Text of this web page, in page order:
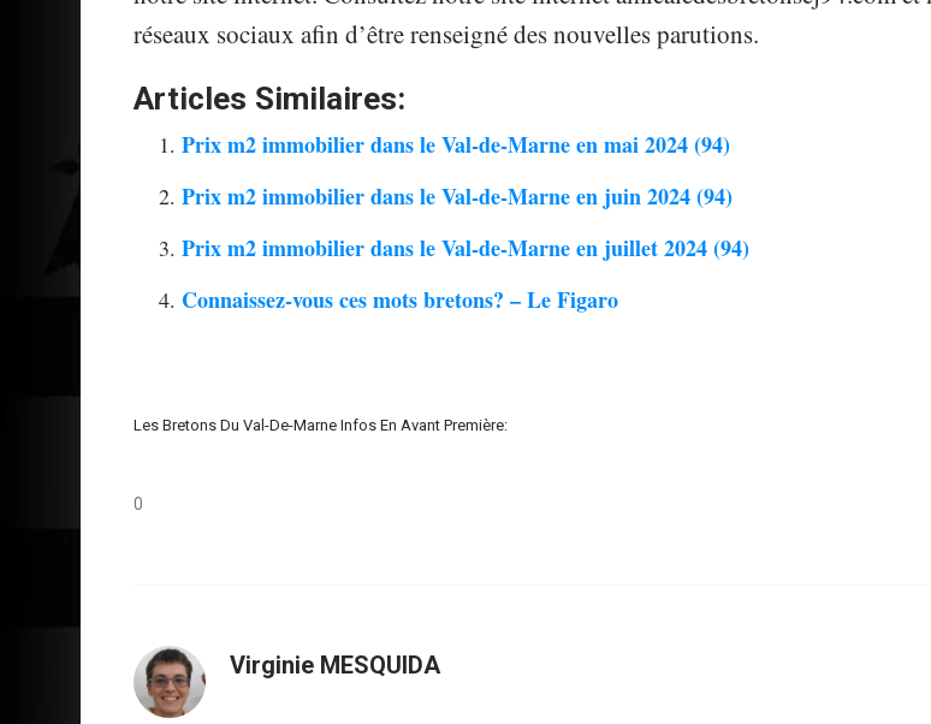
réseaux sociaux afin d’être renseigné des nouvelles parutions.
Articles Similaires:
Prix m2 immobilier dans le Val-de-Marne en mai 2024 (94)
Prix m2 immobilier dans le Val-de-Marne en juin 2024 (94)
Prix m2 immobilier dans le Val-de-Marne en juillet 2024 (94)
Connaissez-vous ces mots bretons? – Le Figaro
Les Bretons Du Val-De-Marne Infos En Avant Première:
0
Virginie MESQUIDA